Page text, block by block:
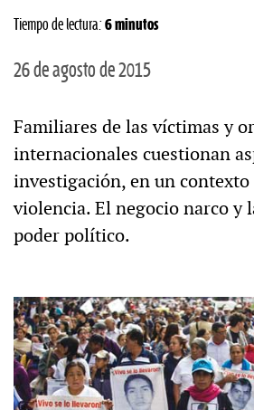
Tiempo de lectura: 6 minutos
26 de agosto de 2015
Familiares de las víctimas y
internacionales cuestionan
investigación, en un contexto
violencia. El negocio narco y
poder político.